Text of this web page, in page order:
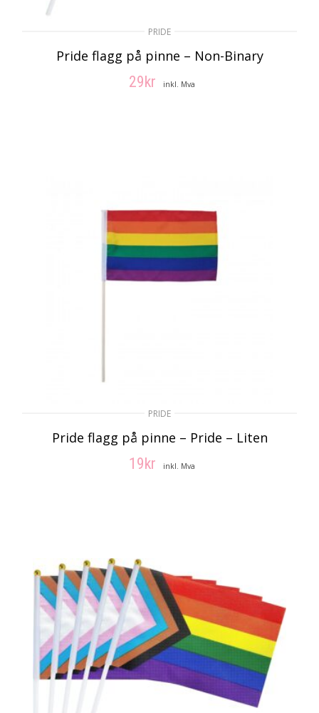
PRIDE
Pride flagg på pinne – Non-Binary
29kr inkl. Mva
PRIDE
Pride flagg på pinne – Pride – Liten
19kr inkl. Mva